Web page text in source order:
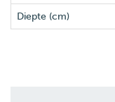
Diepte (cm)